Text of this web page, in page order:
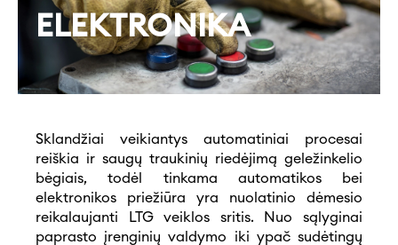
ELEKTRONIKA
Sklandžiai veikiantys automatiniai procesai
reiškia ir saugų traukinių riedėjimą geležinkelio
bėgiais, todėl tinkama automatikos bei
elektronikos priežiūra yra nuolatinio dėmesio
reikalaujanti LTG veiklos sritis. Nuo sąlyginai
paprasto įrenginių valdymo iki ypač sudėtingų